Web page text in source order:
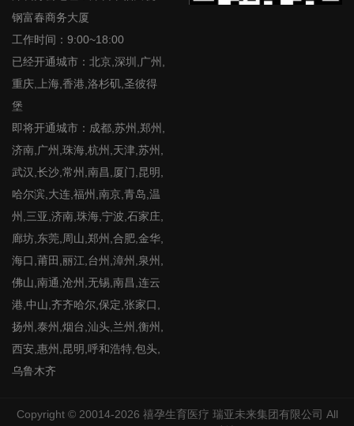
钢富春商务大厦
工作时间：9:00~18:00
已经开通城市：北京,深圳,广州,
重庆,上海,香港,洛杉矶,圣彼得
堡
即将开通城市：成都,苏州,郑州,
济南,广州,珠海,杭州,天津,苏州,
武汉,长沙,常州,南昌,厦门,昆明,
哈尔滨,大连,福州,南京,青岛,温
州,三亚,济南,珠海,宁波,石家庄,
廊坊,东莞,周山,郑州,合肥,金华,
海口,莆田,丽江,台州,漳州,泉州,
佛山,南通,沧州,无锡,南昌,连云
港,中山,齐齐哈尔,保定,张家口,
扬州,泰州,烟台,汕头,兰州,衡州,
西安,惠州,昆明,呼和浩特,包头,
乌鲁木齐
Copyright © 20014-2026 禧孕生育医疗 瑞亚未来集团有限公司 All